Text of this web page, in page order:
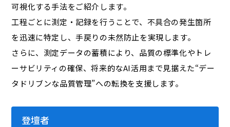
可視化する手法をご紹介します。
工程ごとに測定・記録を行うことで、不具合の発生箇所
を迅速に特定し、手戻りの未然防止を実現します。
さらに、測定データの蓄積により、品質の標準化やトレ
ーサビリティの確保、将来的なAI活用まで見据えた“デー
タドリブンな品質管理”への転換を支援します。
登壇者